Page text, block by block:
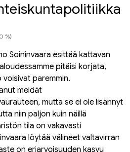
%)
Soininvaara esittää kattavan
pitäisi korjata,
paremmin.
meidät
mutta se ei ole lisännyt
niin paljon kuin näillä
tila on vakavasti
löytää välineet valtavirran
on eriarvoisuuden kasvu